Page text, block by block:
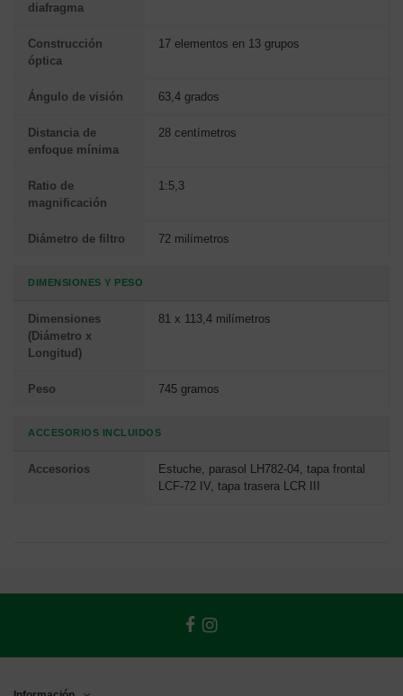
diafragma
Construcción
óptica
17 elementos en 13 grupos
Ángulo de visión 63,4 grados
Distancia de
enfoque mínima
28 centímetros
Ratio de
magnificación
1:5,3
Diámetro de filtro 72 milímetros
DIMENSIONES Y PESO
Dimensiones
(Diámetro x
Longitud)
81 x 113,4 milímetros
Peso 745 gramos
ACCESORIOS INCLUIDOS
Accesorios
Estuche, parasol LH782-04, tapa frontal
LCF-72 IV, tapa trasera LCR III